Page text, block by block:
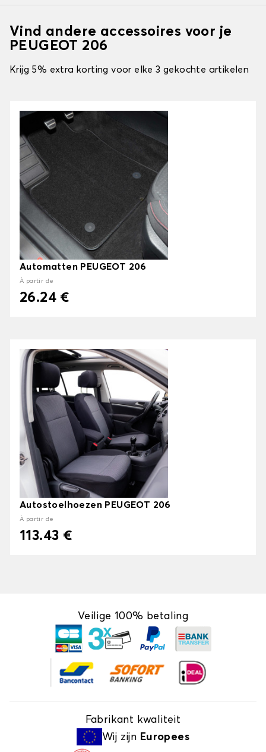
Vind andere accessoires voor je
PEUGEOT 206
Krijg 5% extra korting voor elke 3 gekochte artikelen
Automatten PEUGEOT 206
À partir de
26.24 €
Autostoelhoezen PEUGEOT 206
À partir de
113.43 €
Veilige 100% betaling
Fabrikant kwaliteit
Wij zijn Europees